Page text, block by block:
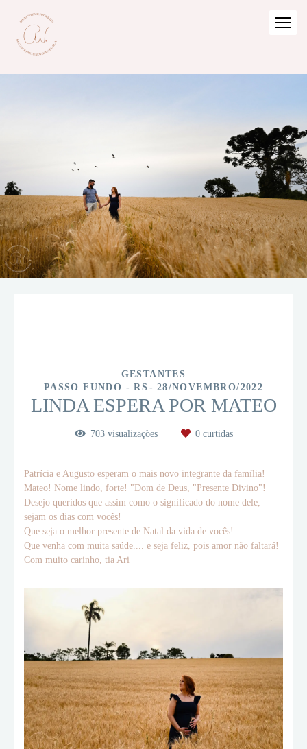
GESTANTES
PASSO FUNDO - RS
28/NOVEMBRO/2022
LINDA ESPERA POR MATEO
703visualizações 0curtidas
Patrícia e Augusto esperam o mais novo integrante da família!
Mateo! Nome lindo, forte! "Dom de Deus, "Presente Divino"!
Desejo queridos que assim como o significado do nome dele,
sejam os dias com vocês!
Que seja o melhor presente de Natal da vida de vocês!
Que venha com muita saúde.... e seja feliz, pois amor não faltará!
Com muito carinho, tia Ari